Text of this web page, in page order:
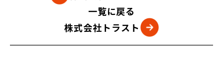
一覧に戻る
株式会社トラスト